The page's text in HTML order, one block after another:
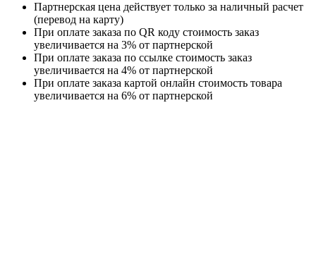
Партнерская цена действует только за наличный расчет
(перевод на карту)
При оплате заказа по QR коду стоимость заказ
увеличивается на 3% от партнерской
При оплате заказа по ссылке стоимость заказ
увеличивается на 4% от партнерской
При оплате заказа картой онлайн стоимость товара
увеличивается на 6% от партнерской